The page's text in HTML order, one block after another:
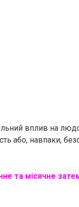
вплив на
або, навпаки,
та місячне